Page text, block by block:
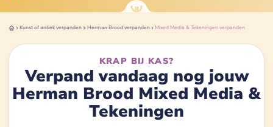
Kunst of antiek verpanden Herman Broodverpanden Mixed Media & Tekeningen verpanden
KRAP BIJ KAS?
Verpand vandaag nog jouw
Herman Brood Mixed Media &
Tekeningen